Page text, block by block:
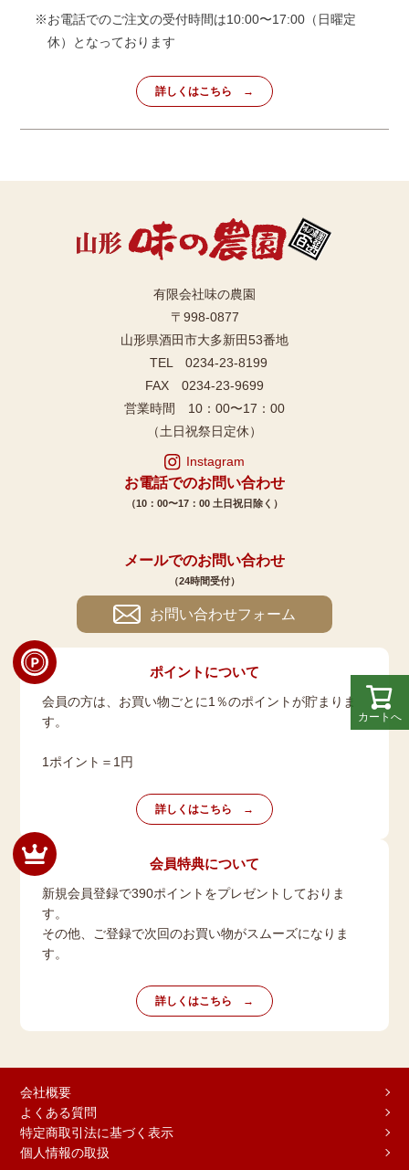
カートへ
※お電話でのご注文の受付時間は10:00〜17:00（日曜定
休）となっております
詳しくはこちら
有限会社味の農園
〒998-0877
山形県酒田市大多新田53番地
TEL 0234-23-8199
FAX 0234-23-9699
営業時間 10：00〜17：00
（土日祝祭日定休）
Instagram
お電話でのお問い合わせ
（10：00〜17：00 土日祝日除く）
メールでのお問い合わせ
（24時間受付）
お問い合わせフォーム
ポイントについて
会員の方は、お買い物ごとに1％のポイントが貯まりま
す。
1ポイント＝1円
詳しくはこちら
会員特典について
新規会員登録で390ポイントをプレゼントしておりま
す。
その他、ご登録で次回のお買い物がスムーズになりま
す。
詳しくはこちら
会社概要
よくある質問
特定商取引法に基づく表示
個人情報の取扱